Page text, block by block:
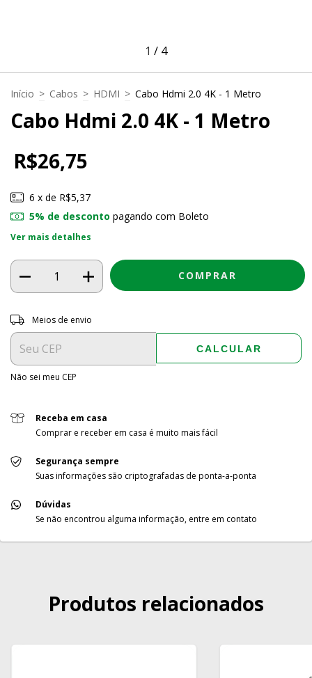
1 / 4
Início > Cabos > HDMI > Cabo Hdmi 2.0 4K - 1 Metro
Cabo Hdmi 2.0 4K - 1 Metro
R$26,75
6 x de R$5,37
5% de desconto pagando com Boleto
Ver mais detalhes
Entregas para o CEP:
Meios de envio
CALCULAR
Não sei meu CEP
Receba em casa
Comprar e receber em casa é muito mais fácil
Segurança sempre
Suas informações são criptografadas de ponta-a-ponta
Dúvidas
Se não encontrou alguma informação, entre em contato
Produtos relacionados